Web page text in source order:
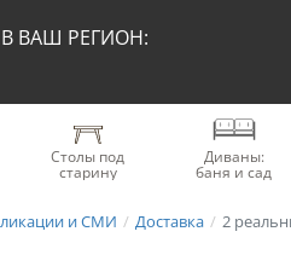
ВАШ РЕГИОН:
Столы под
старину
Диваны:
баня и сад
и СМИ Доставка 2